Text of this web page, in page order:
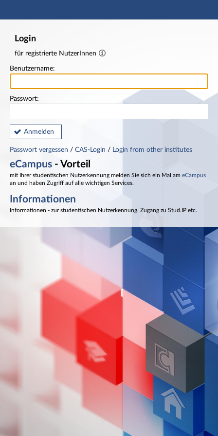
Hauptnavigation
Login
für registrierte NutzerInnen
Benutzername:
Passwort:
Anmelden
Passwort vergessen / CAS-Login / Login from other institutes
eCampus - Vorteil
mit Ihrer studentischen Nutzerkennung melden Sie sich ein Mal am eCampus
an und haben Zugriff auf alle wichtigen Services.
Informationen
Informationen - zur studentischen Nutzerkennung, Zugang zu Stud.IP etc.